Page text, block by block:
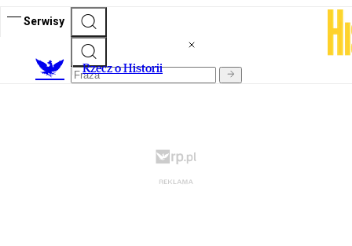
Serwisy
Rzecz o Historii